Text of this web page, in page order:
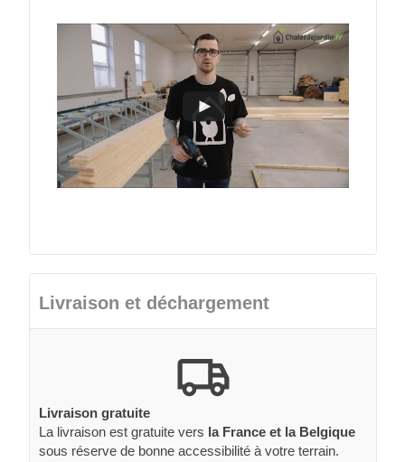
Livraison et déchargement
Livraison gratuite
La livraison est gratuite vers la France et la Belgique
sous réserve de bonne accessibilité à votre terrain.